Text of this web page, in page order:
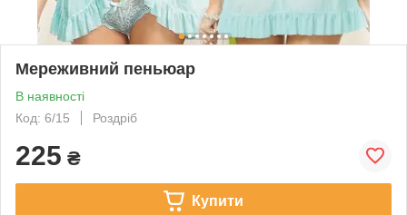
Мереживний пеньюар
В наявності
Код: 6/15
Роздріб
225 ₴
Купити